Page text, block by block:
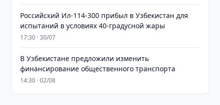
Российский Ил-114-300 прибыл в Узбекистан для
испытаний в условиях 40-градусной жары
17:30 · 30/07
В Узбекистане предложили изменить
финансирование общественного транспорта
14:30 · 02/08